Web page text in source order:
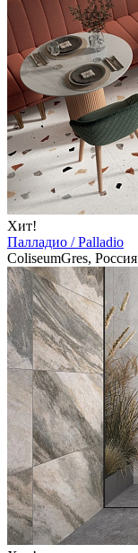
Хит!
Палладио / Palladio
ColiseumGres, Россия